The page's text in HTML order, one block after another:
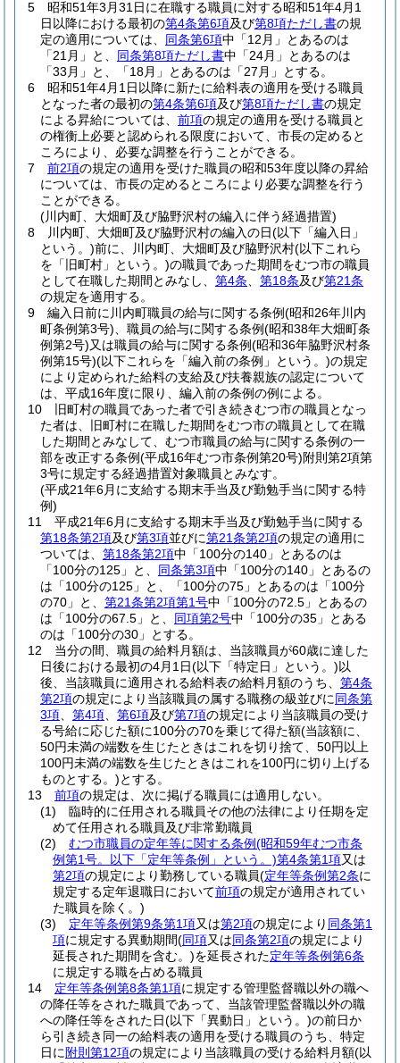
5
昭和51年3月31日に在職する職員に対する昭和51年4月1
日以降における最初の第4条第6項及び第8項ただし書の規
定の適用については、 同条第6項中「12月」とあるのは
「21月」と、 同条第8項ただし書中「24月」とあるのは
「33月」と、「18月」とあるのは「27月」とする。
6
昭和51年4月1日以降に新たに給料表の適用を受ける職員
となった者の最初の第4条第6項及び第8項ただし書の規定
による昇給については、 前項の規定の適用を受ける職員と
の権衡上必要と認められる限度において、市長の定めると
ころにより、必要な調整を行うことができる。
7
前2項の規定の適用を受けた職員の昭和53年度以降の昇給
については、市長の定めるところにより必要な調整を行う
ことができる。
(川内町、大畑町及び脇野沢村の編入に伴う経過措置)
8
川内町、大畑町及び脇野沢村の編入の日(以下「編入日」
という。)前に、川内町、大畑町及び脇野沢村(以下これら
を「旧町村」という。)の職員であった期間をむつ市の職員
として在職した期間とみなし、 第4条 第18条及び第21条
の規定を適用する。
9
編入日前に川内町職員の給与に関する条例(昭和26年川内
町条例第3号) 、職員の給与に関する条例(昭和38年大畑町条
例第2号)又は職員の給与に関する条例(昭和36年脇野沢村条
例第15号)(以下これらを「編入前の条例」という。)の規定
により定められた給料の支給及び扶養親族の認定について
は、平成16年度に限り、編入前の条例の例による。
10
旧町村の職員であった者で引き続きむつ市の職員となっ
た者は、旧町村に在職した期間をむつ市の職員として在職
した期間とみなして、むつ市職員の給与に関する条例の一
部を改正する条例(平成16年むつ市条例第20号)附則第2項第
3号に規定する経過措置対象職員とみなす。
(平成21年6月に支給する期末手当及び勤勉手当に関する特
例)
11
平成21年6月に支給する期末手当及び勤勉手当に関する
第18条第2項及び第3項並びに第21条第2項の規定の適用に
ついては、 第18条第2項中「100分の140」とあるのは
「100分の125」と、 同条第3項中「100分の140」とあるの
は「100分の125」と、「100分の75」とあるのは「100分
の70」と、 第21条第2項第1号中「100分の72.5」とあるの
は「100分の67.5」と、 同項第2号中「100分の35」とある
のは「100分の30」とする。
12
当分の間、職員の給料月額は、当該職員が60歳に達した
日後における最初の4月1日(以下「特定日」という。)以
後、当該職員に適用される給料表の給料月額のうち、 第4条
第2項の規定により当該職員の属する職務の級並びに同条第
3項
第4項 第6項及び第7項の規定により当該職員の受け
る号給に応じた額に100分の70を乗じて得た額(当該額に、
50円未満の端数を生じたときはこれを切り捨て、50円以上
100円未満の端数を生じたときはこれを100円に切り上げる
ものとする。)とする。
13
前項の規定は、次に掲げる職員には適用しない。
(1)
臨時的に任用される職員その他の法律により任期を定
めて任用される職員及び非常勤職員
(2)
むつ市職員の定年等に関する条例(昭和59年むつ市条
例第1号。以下「定年等条例」という。)第4条第1項又は
第2項の規定により勤務している職員(定年等条例第2条に
規定する定年退職日において前項の規定が適用されてい
た職員を除く。)
(3)
定年等条例第9条第1項又は第2項の規定により 同条第1
項に規定する異動期間(同項又は同条第2項の規定により
延長された期間を含む。)を延長された定年等条例第6条
に規定する職を占める職員
14
定年等条例第8条第1項に規定する管理監督職以外の職へ
の降任等をされた職員であって、当該管理監督職以外の職
への降任等をされた日(以下「異動日」という。)の前日か
ら引き続き同一の給料表の適用を受ける職員のうち、特定
日に 附則第12項の規定により当該職員の受ける給料月額(以